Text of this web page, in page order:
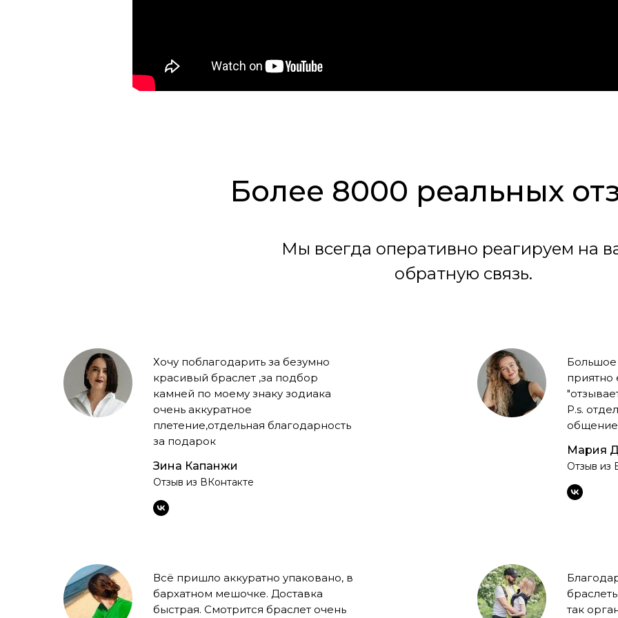
Более 8000 реальных
Мы всегда оперативно реагируем на
обратную связь.
Хочу поблагодарить за безумно
красивый браслет ,за подбор
камней по моему знаку зодиака
очень аккуратное
плетение,отдельная благодарность
за подарок
Зина Капанжи
Отзыв из ВКонтакте
Большое
приятно
P.s.
общение
Мария
Отзыв из
Всё пришло аккуратно упаковано, в
бархатном мешочке. Доставка
быстрая. Смотрится браслет очень
так